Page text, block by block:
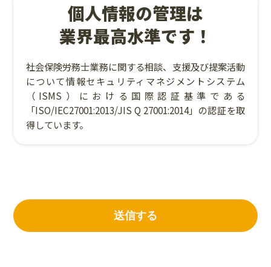
個人情報の管理は
業界最高水準です！
社会保険労務士業務に関する相談、支援及び提案活動
について情報セキュリティマネジメントシステム
（ISMS）における国際認証基準である
「ISO/IEC27001:2013/JIS Q 27001:2014」の認証を取
得しています。